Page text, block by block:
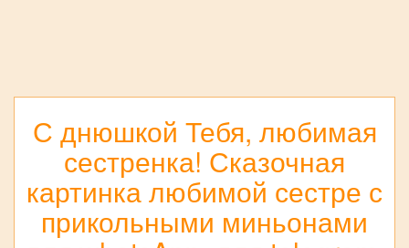
С днюшкой Тебя, любимая
сестренка! Сказочная
картинка любимой сестре с
прикольными миньонами